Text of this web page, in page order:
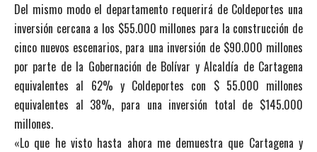
Del mismo modo el departamento requerirá de Coldeportes una
inversión cercana a los $55.000 millones para la construcción de
cinco nuevos escenarios, para una inversión de $90.000 millones
por parte de la Gobernación de Bolívar y Alcaldía de Cartagena
equivalentes al 62% y Coldeportes con $ 55.000 millones
equivalentes al 38%, para una inversión total de $145.000
millones.
«Lo que he visto hasta ahora me demuestra que Cartagena y